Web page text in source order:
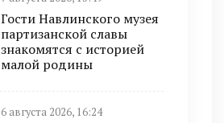
Гости Навлинского музея
партизанской славы
знакомятся с историей
малой родины
6 августа 2026, 16:24